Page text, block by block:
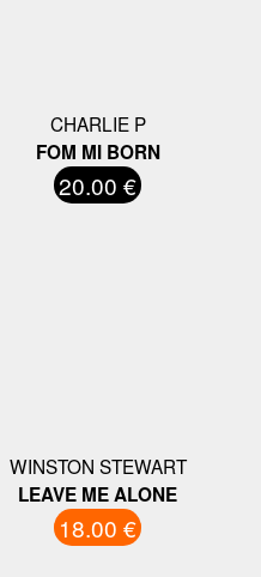
CHARLIE P
FOM MI BORN
20.00 €
WINSTON STEWART
LEAVE ME ALONE
18.00 €